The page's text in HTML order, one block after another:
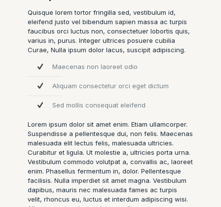
Quisque lorem tortor fringilla sed, vestibulum id,
eleifend justo vel bibendum sapien massa ac turpis
faucibus orci luctus non, consectetuer lobortis quis,
varius in, purus. Integer ultrices posuere cubilia
Curae, Nulla ipsum dolor lacus, suscipit adipiscing.
Maecenas non laoreet odio
Aliquam consectetur orci eget dictum
Sed mollis consequat eleifend
Lorem ipsum dolor sit amet enim. Etiam ullamcorper.
Suspendisse a pellentesque dui, non felis. Maecenas
malesuada elit lectus felis, malesuada ultricies.
Curabitur et ligula. Ut molestie a, ultricies porta urna.
Vestibulum commodo volutpat a, convallis ac, laoreet
enim. Phasellus fermentum in, dolor. Pellentesque
facilisis. Nulla imperdiet sit amet magna. Vestibulum
dapibus, mauris nec malesuada fames ac turpis
velit, rhoncus eu, luctus et interdum adipiscing wisi.